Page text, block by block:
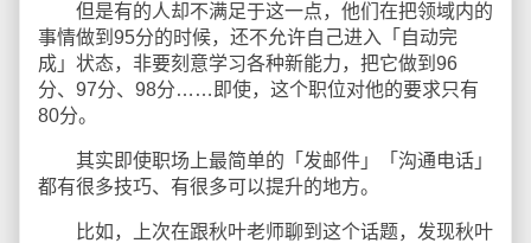
但是有的人却不满足于这一点，他们在把领域内的
事情做到95分的时候，还不允许自己进入「自动完
成」状态，非要刻意学习各种新能力，把它做到96
分、97分、98分……即使，这个职位对他的要求只有
80分。
其实即使职场上最简单的「发邮件」「沟通电话」
都有很多技巧、有很多可以提升的地方。
比如，上次在跟秋叶老师聊到这个话题，发现秋叶